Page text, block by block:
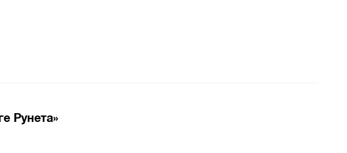
Рунета»